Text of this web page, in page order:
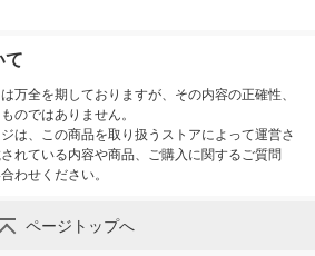
て
万全を期しておりますが、その内容の正確性、
のではありません。
は、この商品を取り扱うストアによって運営さ
れている内容や商品、ご購入に関するご質問
わせください。
ページトップへ